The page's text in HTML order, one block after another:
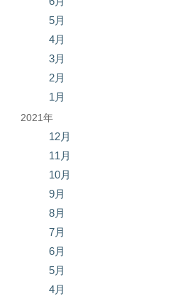
5月
4月
3月
2月
1月
2021年
12月
11月
10月
9月
8月
7月
6月
5月
4月